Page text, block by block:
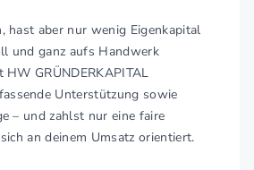
hast aber nur wenig Eigenkapital
und ganz aufs Handwerk
HW GRÜNDERKAPITAL
Unterstützung sowie
– und zahlst nur eine faire
an deinem Umsatz orientiert.